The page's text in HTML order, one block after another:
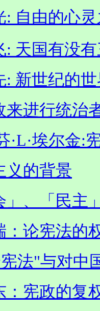
: 自由的心灵
: 天国有没有
: 新世纪的
来进行统治
·L·埃尔金:
义的背景
」、「民
：论宪法的
法"与对中
：宪政的复